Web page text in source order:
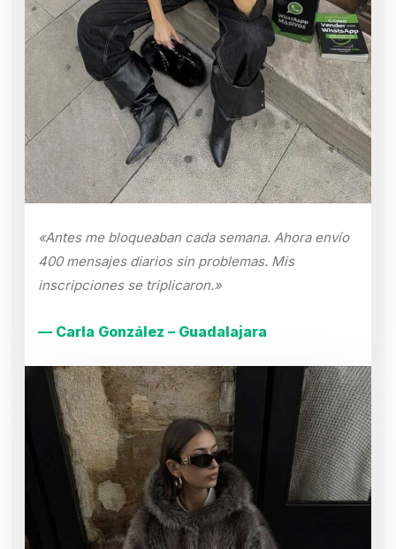
«Antes me bloqueaban cada semana. Ahora envío
400 mensajes diarios sin problemas. Mis
inscripciones se triplicaron.»
— Carla González – Guadalajara